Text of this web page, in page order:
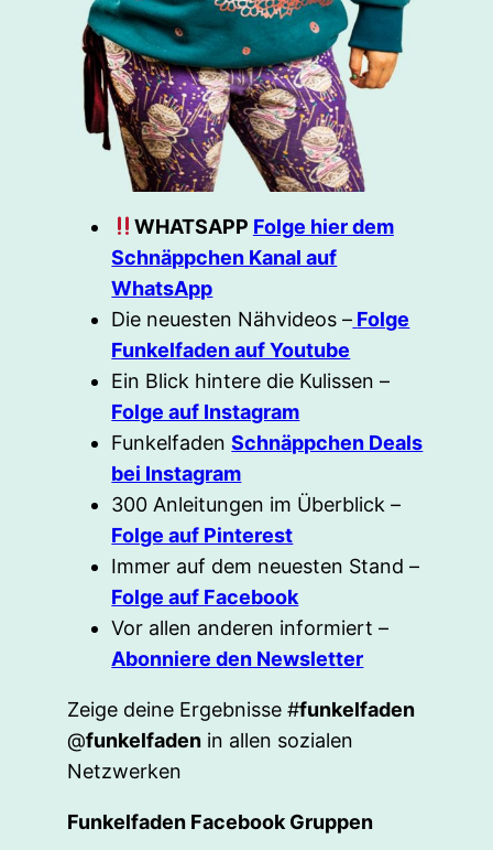
WHATSAPP Folge hier dem
Schnäppchen Kanal auf
WhatsApp
Die neuesten Nähvideos – Folge
Funkelfaden auf Youtube
Ein Blick hintere die Kulissen –
Folge auf Instagram
FunkelfadenSchnäppchen Deals
bei Instagram
300 Anleitungen im Überblick –
Folge auf Pinterest
Immer auf dem neuesten Stand –
Folge auf Facebook
Vor allen anderen informiert –
Abonniere den Newsletter
Zeige deine Ergebnisse #funkelfaden
@funkelfaden in allen sozialen
Netzwerken
Funkelfaden Facebook Gruppen